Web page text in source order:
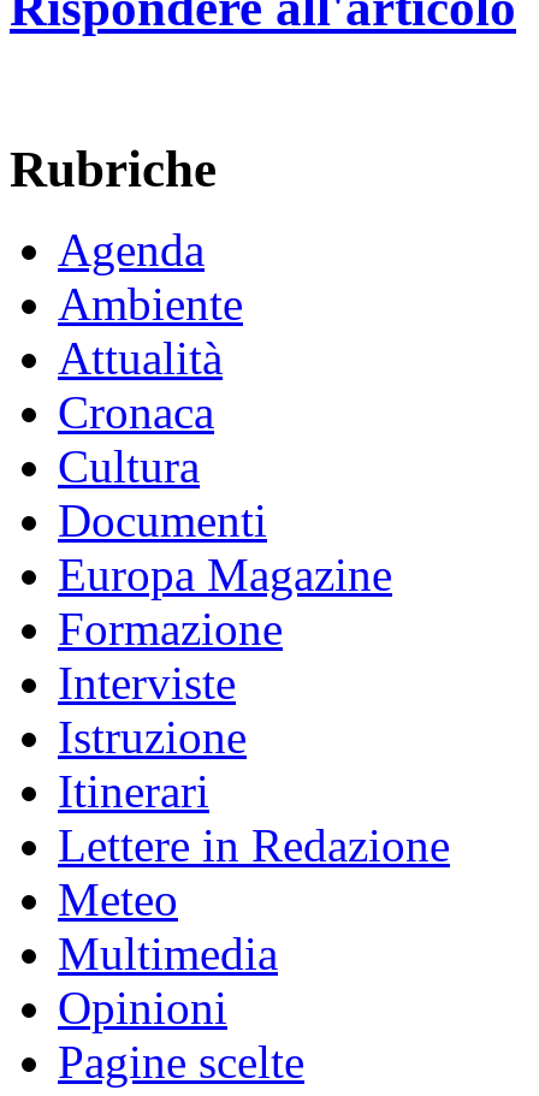
Rubriche
Agenda
Ambiente
Attualità
Cronaca
Cultura
Documenti
Europa Magazine
Formazione
Interviste
Istruzione
Itinerari
Lettere in Redazione
Meteo
Multimedia
Opinioni
Pagine scelte